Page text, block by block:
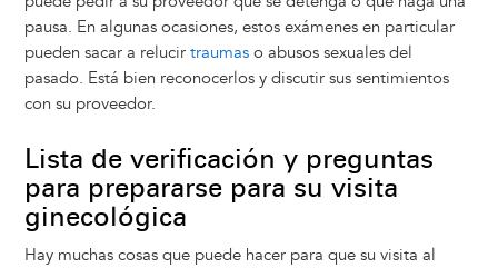
pausa. En algunas ocasiones, estos exámenes en particular
pueden sacar a relucir traumaso abusos sexuales del
pasado. Está bien reconocerlos y discutir sus sentimientos
con su proveedor.
Lista de verificación y preguntas
para prepararse para su visita
ginecológica
Hay muchas cosas que puede hacer para que su visita al